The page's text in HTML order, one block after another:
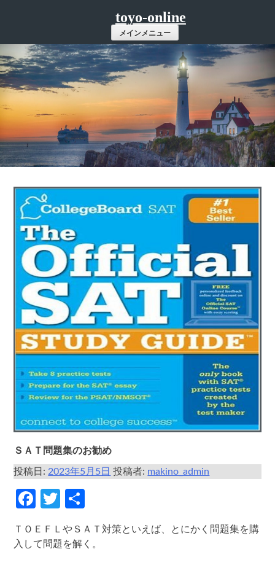
ツ
へ
ス
キ
ッ
プ
toyo-online
メインメニュー
ＳＡＴ問題集のお勧め
投稿日:2023年5月5日 投稿者: makino_admin
Facebook
Twitter
有
ＴＯＥＦＬやＳＡＴ対策といえば、とにかく問題集を購
入して問題を解く。